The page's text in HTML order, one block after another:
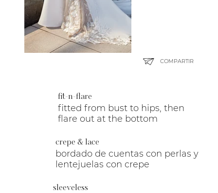
fit-n-flare
fitted from bust to hips, then
flare out at the bottom
crepe & lace
bordado de cuentas con perlas y
lentejuelas con crepe
sleeveless
COMPARTIR